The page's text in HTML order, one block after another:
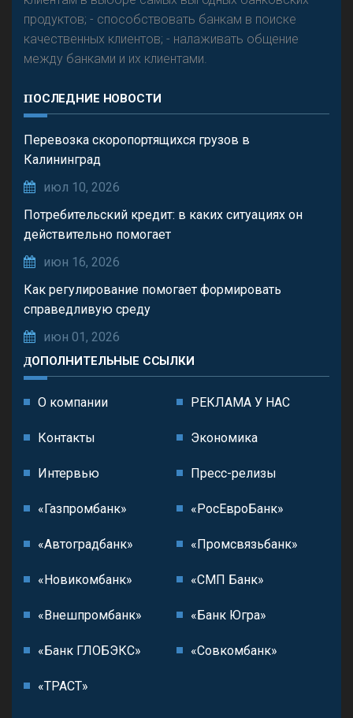
продуктов; - способствовать банкам в поиске
качественных клиентов; - налаживать общение
между банками и их клиентами.
ПОСЛЕДНИЕ НОВОСТИ
Перевозка скоропортящихся грузов в
Калининград
июл 10, 2026
Потребительский кредит: в каких ситуациях он
действительно помогает
июн 16, 2026
Как регулирование помогает формировать
справедливую среду
июн 01, 2026
ДОПОЛНИТЕЛЬНЫЕ ССЫЛКИ
О компании РЕКЛАМА У НАС
Контакты Экономика
Интервью Пресс-релизы
«Газпромбанк» «РосЕвроБанк»
«Автоградбанк» «Промсвязьбанк»
«Новикомбанк» «СМП Банк»
«Внешпромбанк» «Банк Югра»
«Банк ГЛОБЭКС» «Совкомбанк»
«ТРАСТ»